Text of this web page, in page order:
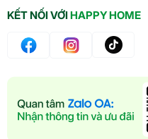
KẾT NỐI VỚIHAPPY HOME